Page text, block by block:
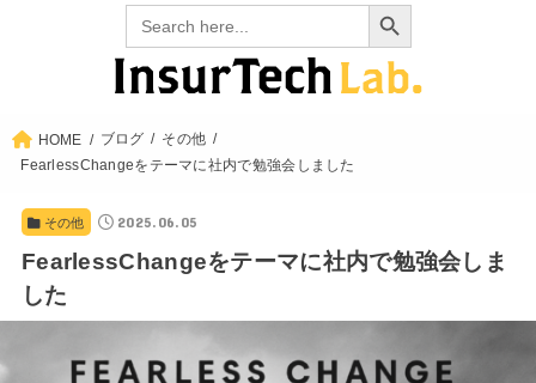
Search
for:
HOME ブログ
その他
FearlessChangeをテーマに社内で勉強会しました
その他 2025.06.05
FearlessChangeをテーマに社内で勉強会しま
した